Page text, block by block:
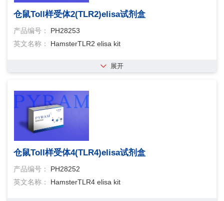
仓鼠Toll样受体2(TLR2)elisa试剂盒
产品编号：
PH28253
英文名称：
HamsterTLR2 elisa kit
展开
仓鼠Toll样受体4(TLR4)elisa试剂盒
产品编号：
PH28252
英文名称：
HamsterTLR4 elisa kit